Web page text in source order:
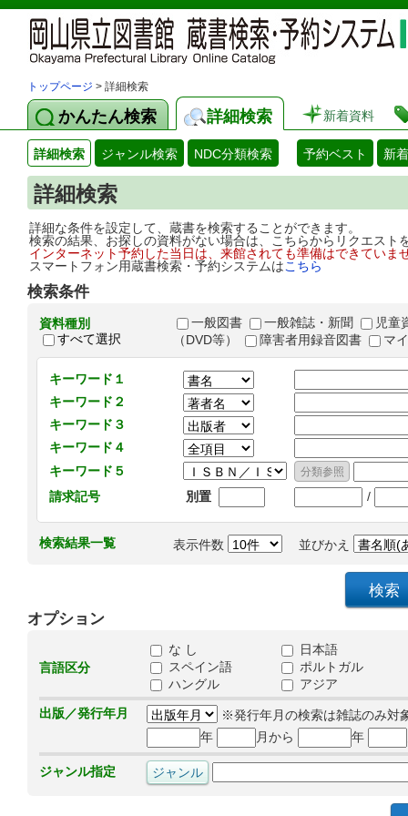
トップページ > 詳細検索
かんたん検索 詳細検索 新着資料
詳細検索 ジャンル検索 NDC分類検索 予約ベスト 新
詳細検索
詳細な条件を設定して、蔵書を検索することができます。
検索の結果、お探しの資料がない場合は、こちらからリクエス
インターネット予約した当日は、来館されても準備はできてい
スマートフォン用蔵書検索・予約システムはこちら
検索条件
資料種別
すべて選択
一般図書 一般雑誌・新聞
児童
（DVD等）
障害者用録音図書 マ
キーワード１
キーワード２
キーワード３
キーワード４
キーワード５
請求記号
別置 /
検索結果一覧 表示件数 並びかえ
オプション
言語区分
な し
日本語
スペイン語
ポルトガル
ハングル
アジア
出版／発行年月
※発行年月の検索は雑誌のみ対
年
月から 年
ジャンル指定